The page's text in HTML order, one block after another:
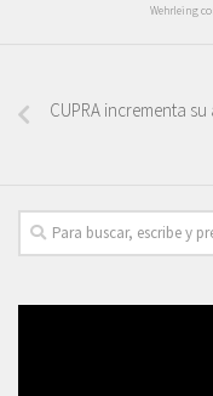
Wehrleing
CUPRA incrementa